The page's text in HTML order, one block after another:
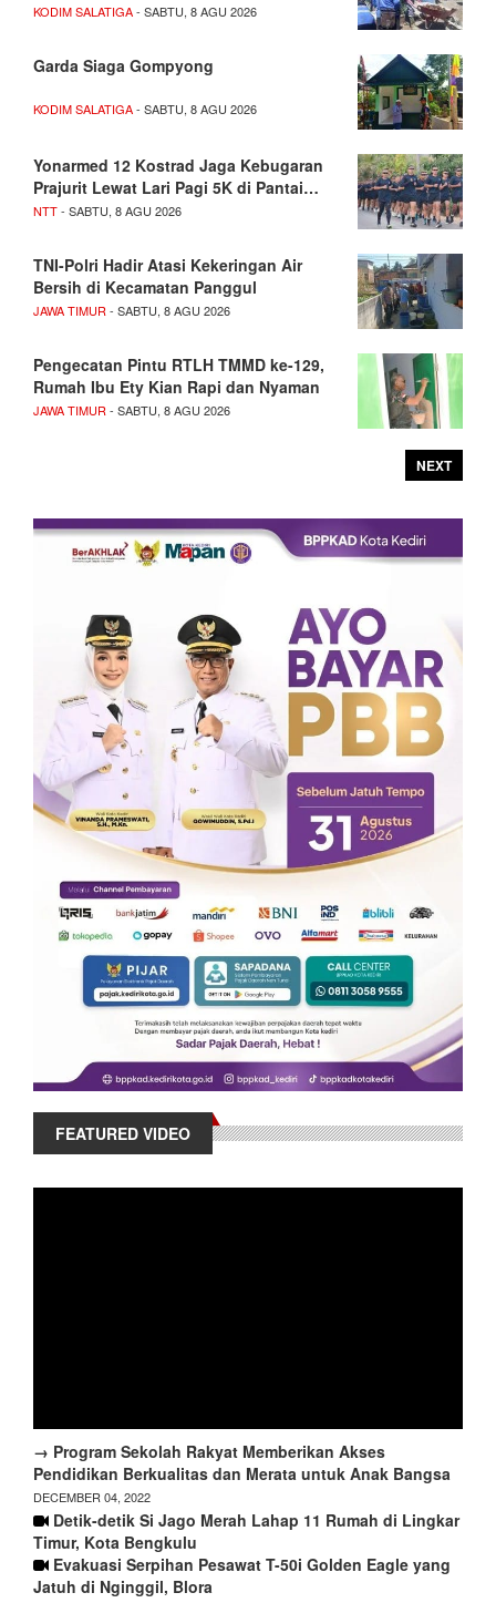
KODIM SALATIGA- SABTU, 8 AGU 2026
Garda Siaga Gompyong
KODIM SALATIGA- SABTU, 8 AGU 2026
Yonarmed 12 Kostrad Jaga Kebugaran
Prajurit Lewat Lari Pagi 5K di Pantai…
NTT- SABTU, 8 AGU 2026
TNI-Polri Hadir Atasi Kekeringan Air
Bersih di Kecamatan Panggul
JAWA TIMUR - SABTU, 8 AGU 2026
Pengecatan Pintu RTLH TMMD ke-129,
Rumah Ibu Ety Kian Rapi dan Nyaman
JAWA TIMUR - SABTU, 8 AGU 2026
NEXT
FEATURED VIDEO
→ Program Sekolah Rakyat Memberikan Akses
Pendidikan Berkualitas dan Merata untuk Anak Bangsa
DECEMBER 04, 2022
Detik-detik Si Jago Merah Lahap 11 Rumah di Lingkar
Timur, Kota Bengkulu
Evakuasi Serpihan Pesawat T-50i Golden Eagle yang
Jatuh di Nginggil, Blora